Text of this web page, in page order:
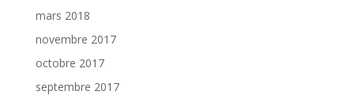
mars 2018
novembre 2017
octobre 2017
septembre 2017